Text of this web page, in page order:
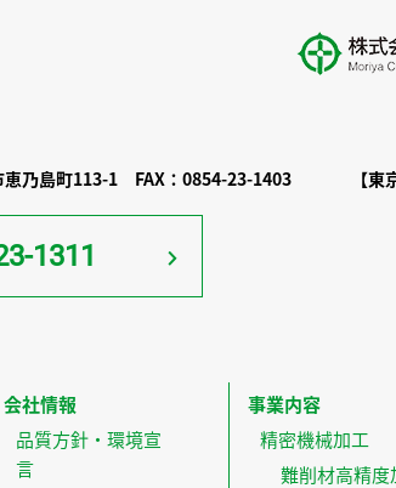
乃島町113-1 FAX：0854-23-1403
1311
【東
会社情報
品質方針・環境宣
言
事業内容
精密機械加工
難削材高精度